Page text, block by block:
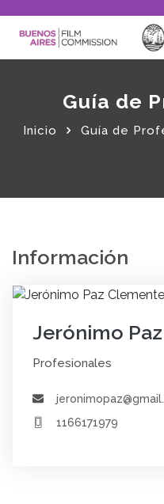
Guía de
Inicio Guía de
Información
Jerónimo
Profesionales
1166171979